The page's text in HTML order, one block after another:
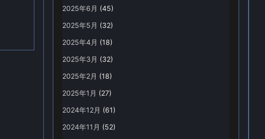
2025年6月 (45)
2025年5月 (32)
2025年4月 (18)
2025年3月 (32)
2025年2月 (18)
2025年1月 (27)
2024年12月 (61)
2024年11月 (52)